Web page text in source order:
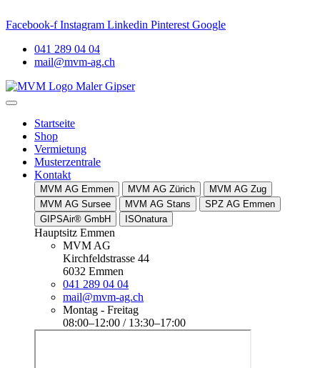
Facebook-f Instagram Linkedin Pinterest Google
041 289 04 04
mail@mvm-ag.ch
Startseite
Shop
Vermietung
Musterzentrale
Kontakt
MVM AG Emmen MVM AG Zürich
MVM AG Zug
MVM AG Sursee
MVM AG Stans
SPZ AG Emmen
GIPSAir® GmbH
ISOnatura
Hauptsitz Emmen
MVM AG
Kirchfeldstrasse 44
6032 Emmen
041 289 04 04
mail@mvm-ag.ch
Montag - Freitag
08:00–12:00 / 13:30–17:00